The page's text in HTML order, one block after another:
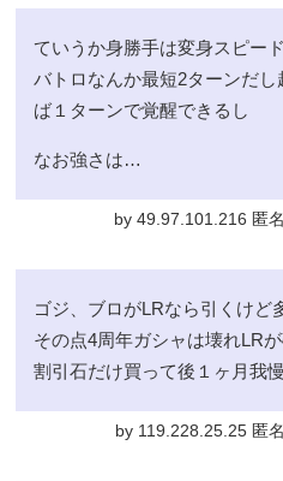
ていうか身勝手は変身スピー
バトロなんか最短2ターンだ
ば１ターンで覚醒できるし
なお強さは…
by 49.97.101.216 匿
ゴジ、ブロがLRなら引くけど
その点4周年ガシャは壊れLRが
割引石だけ買って後１ヶ月我慢
by 119.228.25.25 匿